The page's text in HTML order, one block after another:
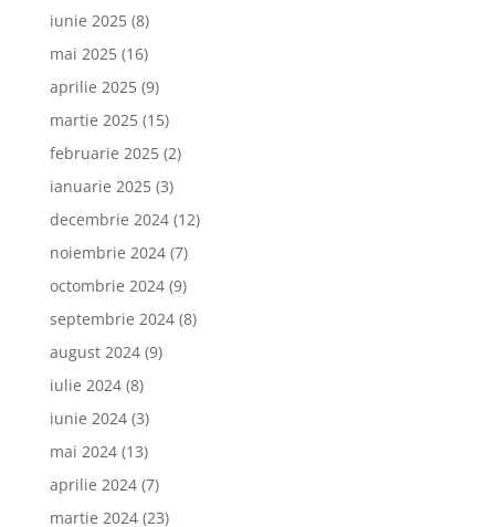
iunie 2025(8)
mai 2025(16)
aprilie 2025(9)
martie 2025(15)
februarie 2025(2)
ianuarie 2025(3)
decembrie 2024(12)
noiembrie 2024(7)
octombrie 2024(9)
septembrie 2024(8)
august 2024(9)
iulie 2024(8)
iunie 2024(3)
mai 2024(13)
aprilie 2024(7)
martie 2024(23)